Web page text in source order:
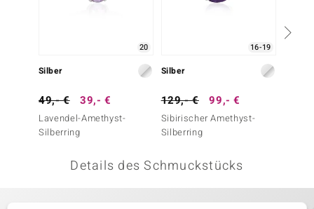
BY DE MELO
20
Silber
49,- € 39,- €
Lavendel-Amethyst-
Silberring
16-19
Silber
129,- € 99,- €
Sibirischer Amethyst-
Silberring
Details des Schmuckstücks